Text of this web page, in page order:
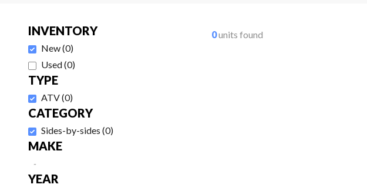
INVENTORY
New(0)
Used(0)
TYPE
ATV(0)
CATEGORY
Sides-by-sides (0)
MAKE
-
YEAR
0units found